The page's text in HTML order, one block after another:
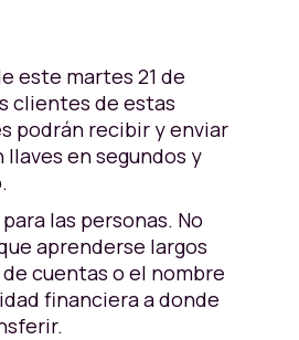
este martes 21 de
clientes de estas
podrán recibir y enviar
llaves en segundos y
las personas. No
aprenderse largos
cuentas o el nombre
financiera a donde